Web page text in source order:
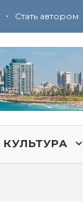
• Стать автором
КУЛЬТУРА